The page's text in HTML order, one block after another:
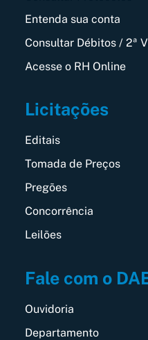
Entenda sua conta
Consultar Débitos / 2ª
Acesse o RH Online
Licitações
Editais
Tomada de Preços
Pregões
Concorrência
Leilões
Fale com o
Ouvidoria
Departamento